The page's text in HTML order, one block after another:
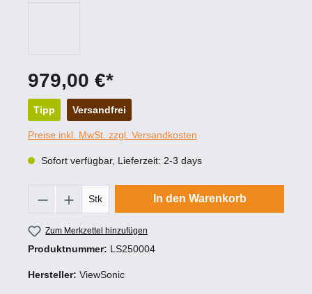
979,00 €*
Tipp Versandfrei
Preise inkl. MwSt. zzgl. Versandkosten
Sofort verfügbar, Lieferzeit: 2-3 days
Produkt Anzahl: Gib den gewünschten
Stk In den Warenkorb
Zum Merkzettel hinzufügen
Produktnummer: LS250004
Hersteller: ViewSonic